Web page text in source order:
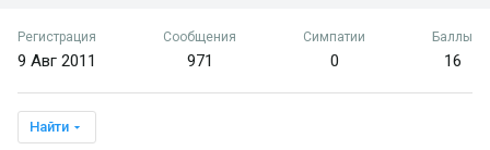
Регистрация
9 Авг 2011
Сообщения
971
Симпатии
0
Баллы
16
Найти